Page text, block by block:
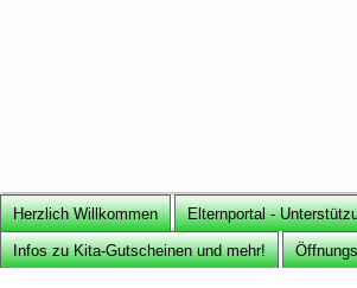
Herzlich Willkommen Elternportal -
Infos zu Kita-Gutscheinen und mehr!